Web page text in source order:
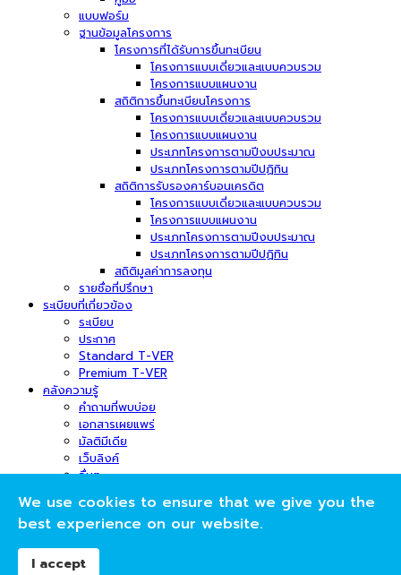
แบบฟอร์ม
ฐานข้อมูลโครงการ
โครงการที่ได้รับการขึ้นทะเบียน
โครงการแบบเดี่ยวและแบบควบรวม
โครงการแบบแผนงาน
สถิติการขึ้นทะเบียนโครงการ
โครงการแบบเดี่ยวและแบบควบรวม
โครงการแบบแผนงาน
ประเภทโครงการตามปีงบประมาณ
ประเภทโครงการตามปีปฏิทิน
สถิติการรับรองคาร์บอนเครดิต
โครงการแบบเดี่ยวและแบบควบรวม
โครงการแบบแผนงาน
ประเภทโครงการตามปีงบประมาณ
ประเภทโครงการตามปีปฏิทิน
สถิติมูลค่าการลงทุน
รายชื่อที่ปรึกษา
ระเบียบที่เกี่ยวข้อง
ระเบียบ
ประกาศ
Standard T-VER
Premium T-VER
คลังความรู้
คำถามที่พบบ่อย
เอกสารเผยแพร่
มัลติมีเดีย
เว็บลิงค์
อื่นๆ
ข่าวสาร
กิจกรรม
การส่งเอกสาร
We use cookies to ensure that we give you the
best experience on our website.
I accept